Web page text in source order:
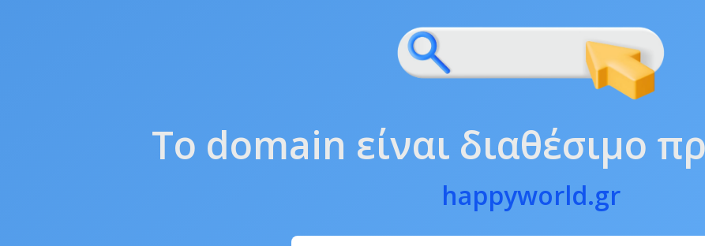
Το domain είναι διαθέσιμο
happyworld.gr